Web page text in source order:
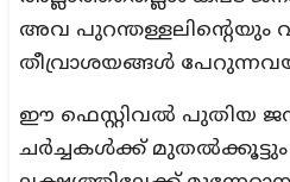
അവ പുറന്തള്ളലിന്റെയും
തീവ്രാശയങ്ങൾ
ഈ ഫെസ്റ്റിവൽ പുതിയ
ചർച്ചകൾക്ക്